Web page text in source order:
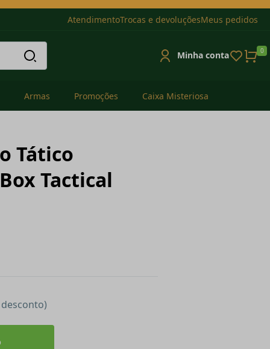
AtendimentoTrocas e devoluçõesMeus pedidos
Minha conta 0
Armas Promoções Caixa Misteriosa
Tático
Tactical